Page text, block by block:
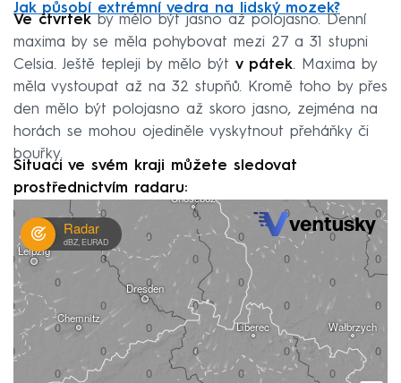
Jak působí extrémní vedra na lidský mozek?
Ve čtvrtek by mělo být jasno až polojasno. Denní
maxima by se měla pohybovat mezi 27 a 31 stupni
Celsia. Ještě tepleji by mělo být v pátek. Maxima by
měla vystoupat až na 32 stupňů. Kromě toho by přes
den mělo být polojasno až skoro jasno, zejména na
horách se mohou ojediněle vyskytnout přeháňky či
bouřky.
Situaci ve svém kraji můžete sledovat
prostřednictvím radaru: